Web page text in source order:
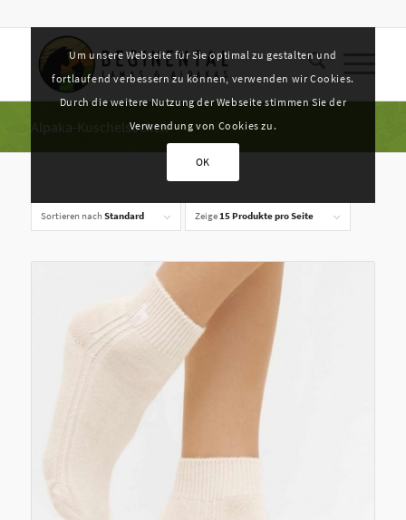
Alpaka-Kuschelsocken
Sortieren nachStandard Zeige15 Produkte pro Seite
Um unsere Webseite für Sie optimal zu gestalten und
fortlaufend verbessern zu können, verwenden wir Cookies.
Durch die weitere Nutzung der Webseite stimmen Sie der
Verwendung von Cookies zu.
OK